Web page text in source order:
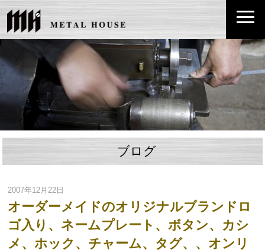
ブログ
2007年12月22日
オーダーメイドのオリジナルブランドロ
ゴ入り、ネームプレート、ボタン、カシ
メ、ホック、チャーム、タグ、、オンリ